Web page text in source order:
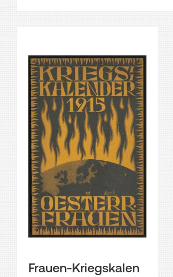
Frauen-Kriegskalen